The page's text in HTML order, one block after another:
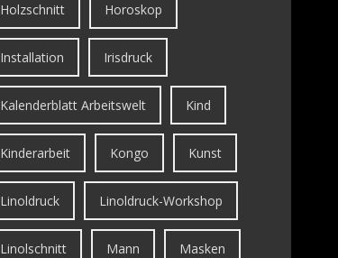
Holzschnitt Horoskop
Installation Irisdruck
Kalenderblatt Arbeitswelt Kind
Kinderarbeit Kongo Kunst
Linoldruck Linoldruck-Workshop
Linolschnitt Mann Masken